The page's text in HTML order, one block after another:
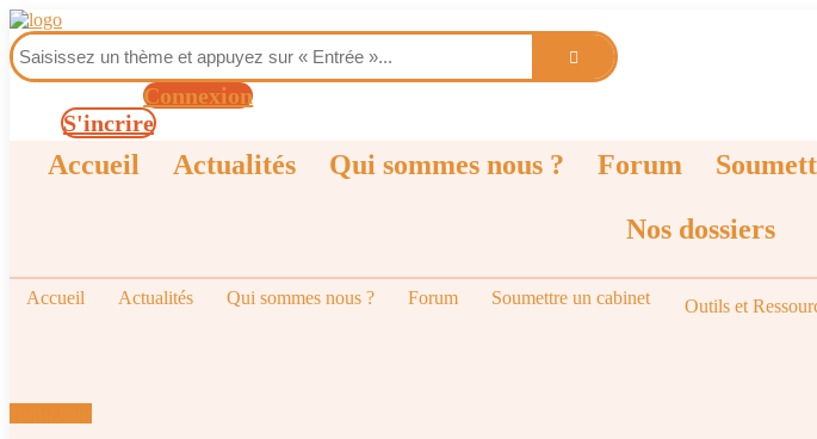
Connexion
S'incrire
Accueil Actualités Qui sommes nous ? Forum
Nos dossiers
Accueil Actualités Qui sommes nous ? Forum Soumettre un cabinet Outils et